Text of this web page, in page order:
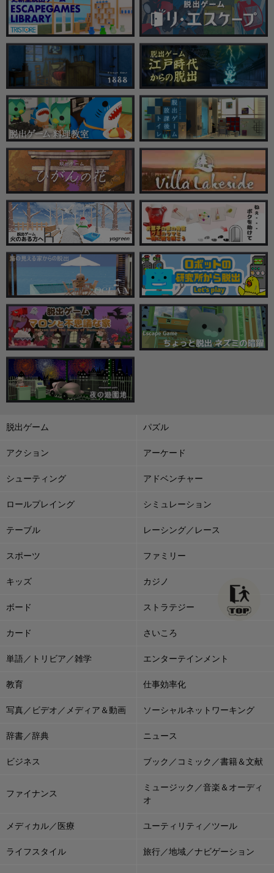
脱出ゲーム パズル
アクション アーケード
シューティング アドベンチャー
ロールプレイング シミュレーション
テーブル レーシング／レース
スポーツ ファミリー
キッズ カジノ
ボード ストラテジー
カード さいころ
単語／トリビア／雑学 エンターテインメント
教育 仕事効率化
写真／ビデオ／メディア＆動画 ソーシャルネットワーキング
辞書／辞典 ニュース
ビジネス ブック／コミック／書籍＆文献
ファイナンス
ミュージック／音楽＆オーディ
オ
メディカル／医療 ユーティリティ／ツール
ライフスタイル 旅行／地域／ナビゲーション